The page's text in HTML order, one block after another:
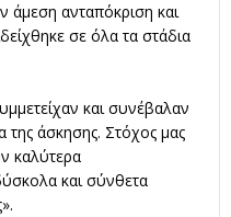
άμεση ανταπόκριση και
σε όλα τα στάδια
και συνέβαλαν
της άσκησης. Στόχος μας
καλύτερα
και σύνθετα